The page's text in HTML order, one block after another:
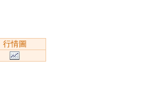
行情圖